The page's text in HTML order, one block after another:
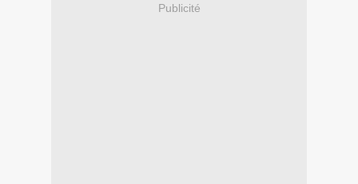
Publicité